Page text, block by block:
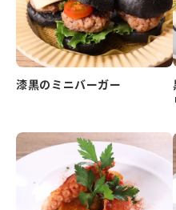
漆黒のミニバーガー